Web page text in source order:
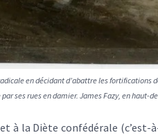
en décidant d’abattre les
ses rues en damier. James Fazy, en
à la Diète confédérale